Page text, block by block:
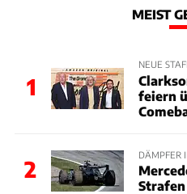
MEIST
1
NEUE
feiern
2
DÄMPFER
Strafen